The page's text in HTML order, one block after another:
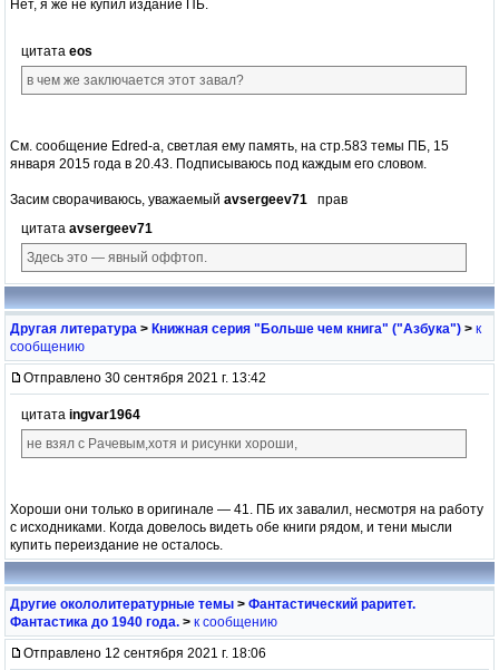
Нет, я же не купил издание ПБ.
цитата eos
в чем же заключается этот завал?
См. сообщение Edred-a, светлая ему память, на стр.583 темы ПБ, 15
января 2015 года в 20.43. Подписываюсь под каждым его словом.
Засим сворачиваюсь, уважаемый avsergeev71 прав
цитата avsergeev71
Здесь это — явный оффтоп.
Другая литература > Книжная серия "Больше чем книга" ("Азбука") > к
сообщению
Отправлено 30 сентября 2021 г. 13:42
цитата ingvar1964
не взял с Рачевым,хотя и рисунки хороши,
Хороши они только в оригинале — 41. ПБ их завалил, несмотря на работу
с исходниками. Когда довелось видеть обе книги рядом, и тени мысли
купить переиздание не осталось.
Другие окололитературные темы > Фантастический раритет.
Фантастика до 1940 года. > к сообщению
Отправлено 12 сентября 2021 г. 18:06